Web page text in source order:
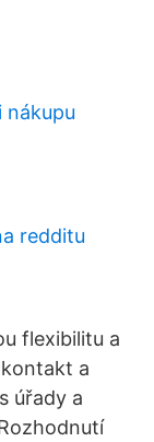
nákupu
redditu
flexibilitu a
a
úřady a